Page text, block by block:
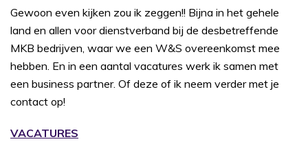
Gewoon even kijken zou ik zeggen!! Bijna in het gehele
land en allen voor dienstverband bij de desbetreffende
MKB bedrijven, waar we een W&S overeenkomst mee
hebben. En in een aantal vacatures werk ik samen met
een business partner. Of deze of ik neem verder met je
contact op!
VACATURES